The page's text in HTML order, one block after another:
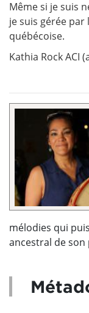
Même si je suis
je suis gérée par
québécoise.
Kathia Rock
mélodies qui
ancestral de